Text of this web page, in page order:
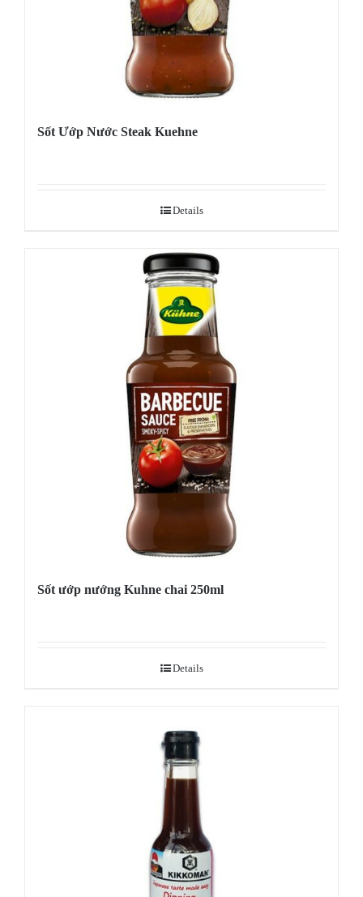
Sốt Ướp Nước Steak Kuehne
Details
Sốt ướp nướng Kuhne chai 250ml
Details